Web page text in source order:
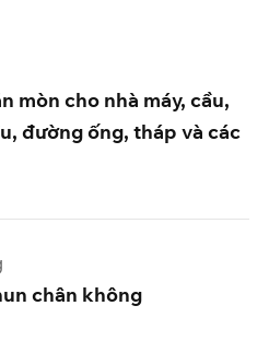
mòn cho nhà máy, cầu,
đường ống, tháp và các
chân không